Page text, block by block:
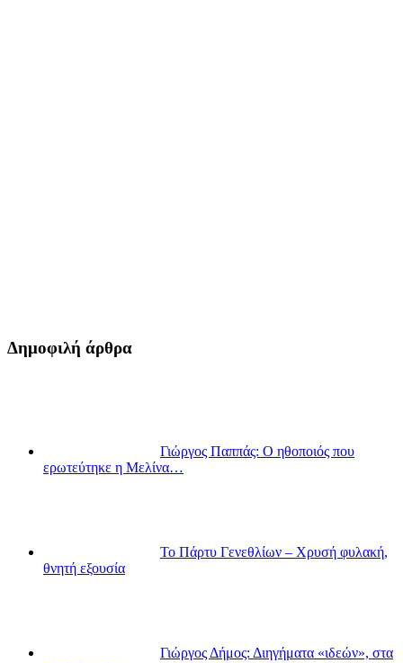
Δημοφιλή άρθρα
Γιώργος Παππάς: Ο ηθοποιός που
ερωτεύτηκε η Μελίνα…
Το Πάρτυ Γενεθλίων – Χρυσή φυλακή,
θνητή εξουσία
Γιώργος Δήμος: Διηγήματα «ιδεών», στα